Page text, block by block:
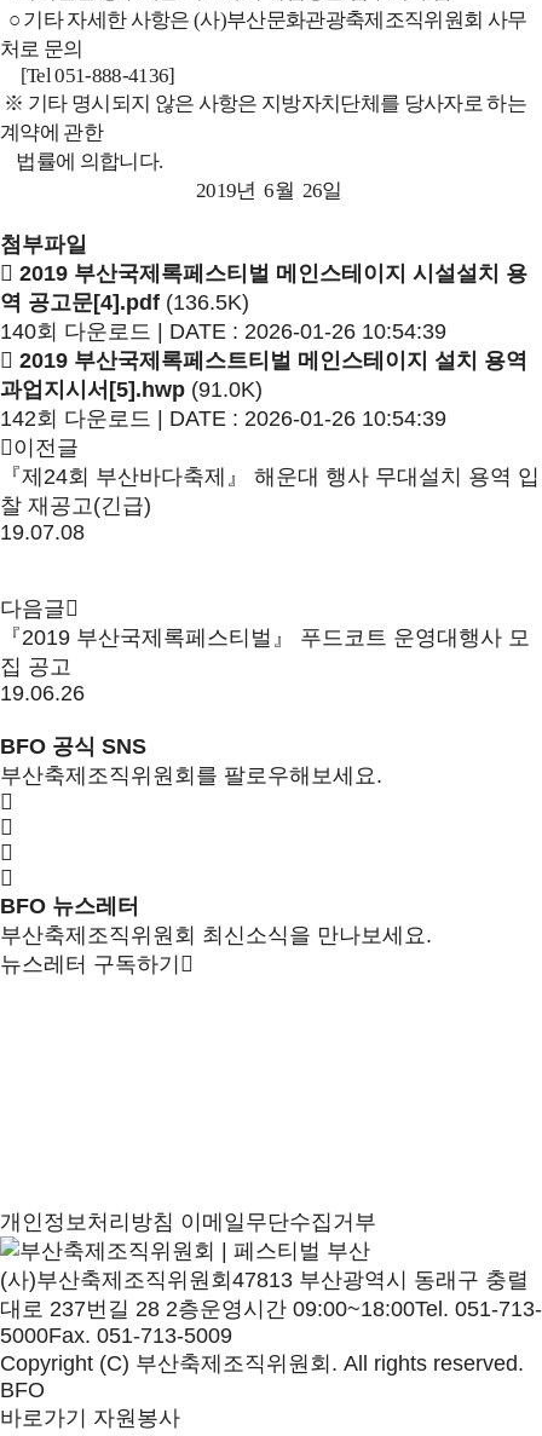
○ 기타 자세한 사항은 (사)부산문화관광축제조직위원회 사무
처로 문의
[Tel 051-888-4136]
※ 기타 명시되지 않은 사항은 지방자치단체를 당사자로 하는
계약에 관한
법률에 의합니다.
2019년 6월 26일
첨부파일
2019 부산국제록페스티벌 메인스테이지 시설설치 용
역 공고문[4].pdf (136.5K)
140회 다운로드 | DATE : 2026-01-26 10:54:39
2019 부산국제록페스트티벌 메인스테이지 설치 용역
과업지시서[5].hwp (91.0K)
142회 다운로드 | DATE : 2026-01-26 10:54:39
이전글
『제24회 부산바다축제』 해운대 행사 무대설치 용역 입
찰 재공고(긴급)
19.07.08
다음글
『2019 부산국제록페스티벌』 푸드코트 운영대행사 모
집 공고
19.06.26
BFO 공식 SNS
부산축제조직위원회를 팔로우해보세요.
BFO 뉴스레터
부산축제조직위원회 최신소식을 만나보세요.
뉴스레터 구독하기
개인정보처리방침 이메일무단수집거부
(사)부산축제조직위원회47813 부산광역시 동래구 충렬
대로 237번길 28 2층운영시간 09:00~18:00Tel. 051-713-
5000Fax. 051-713-5009
Copyright (C) 부산축제조직위원회. All rights reserved.
BFO
바로가기 자원봉사